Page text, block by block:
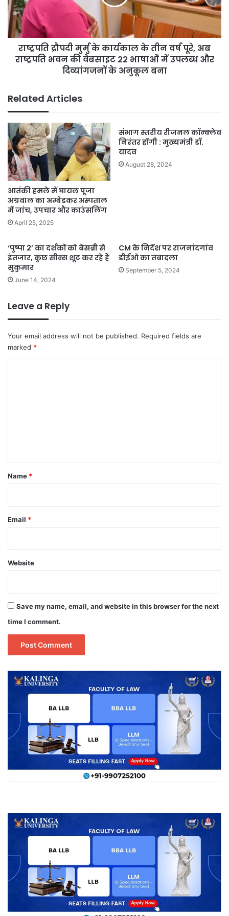
के
तीन
वर्ष
पूरे,
राष्ट्रपति
22
भाषाओं
में
उपलब्ध
और
दिव्यांगजनों
के
अनुकूल
बना
राष्ट्रपति द्रौपदी मुर्मु के कार्यकाल के तीन वर्ष पूरे, अब
राष्ट्रपति भवन की वेबसाइट 22 भाषाओं में उपलब्ध और
दिव्यांगजनों के अनुकूल बना
Related Articles
आतंकी हमले में घायल पूजा
अग्रवाल का अम्बेडकर अस्पताल
में जांच, उपचार और काउंसलिंग
April 25, 2025
संभाग स्तरीय रीजनल कॉन्क्लेव
निरंतर होंगी : मुख्यमंत्री डॉ.
यादव
August 28, 2024
‘पुष्पा 2’ का दर्शकों को बेसब्री से
इंतजार, कुछ सीन्स शूट कर रहे हैं
सुकुमार
June 14, 2024
CM के निर्देश पर राजनांदगांव
डीईओ का तबादला
September 5, 2024
Leave a Reply
Your email address will not be published. Required fields are
marked *
*
Name *
Email *
Website
Save my name, email, and website in this browser for the next
time I comment.